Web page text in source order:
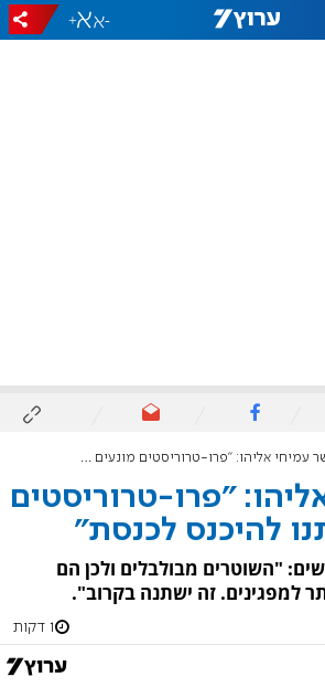
-
+
עמיחי אליהו: "פרו-טרוריסטים מונעים מאיתנו להיכנס לכנסת"
"פרו-טרוריסטים
להיכנס לכנסת"
"השוטרים מבולבלים ולכן הם
למפגינים. זה ישתנה בקרוב".
1 דקות